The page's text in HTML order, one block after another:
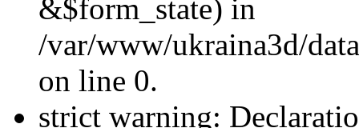
&$form_state) in
/var/www/ukraina3d/
on line 0.
strict warning: